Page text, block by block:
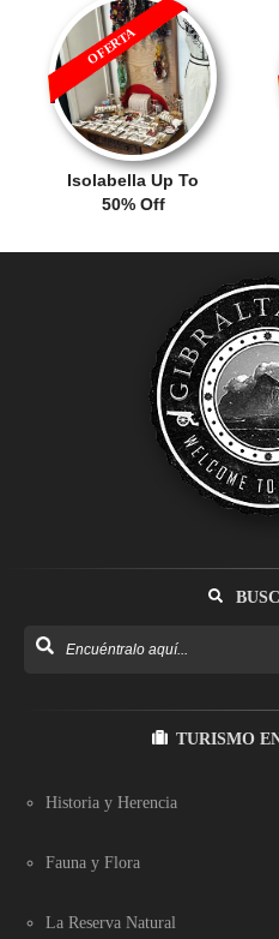
Isolabella Up To
50% Off
OFERTA
TURISMO
Historia y Herencia
Fauna y Flora
La Reserva Natural